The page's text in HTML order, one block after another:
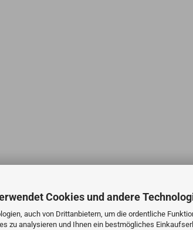
Cookies und andere
auch von Drittanbietern, um die ordentliche
zu analysieren und Ihnen ein bestmögliches